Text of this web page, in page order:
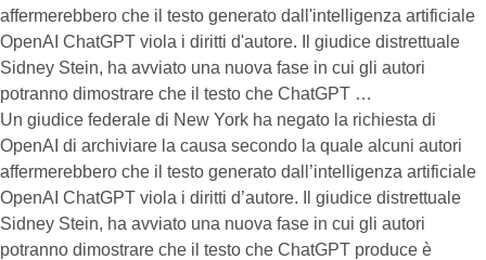
affermerebbero che il testo generato dall'intelligenza artificiale
OpenAI ChatGPT viola i diritti d'autore. Il giudice distrettuale
Sidney Stein, ha avviato una nuova fase in cui gli autori
potranno dimostrare che il testo che ChatGPT …
Un giudice federale di New York ha negato la richiesta di
OpenAI di archiviare la causa secondo la quale alcuni autori
affermerebbero che il testo generato dall’intelligenza artificiale
OpenAI ChatGPT viola i diritti d’autore. Il giudice distrettuale
Sidney Stein, ha avviato una nuova fase in cui gli autori
potranno dimostrare che il testo che ChatGPT produce è